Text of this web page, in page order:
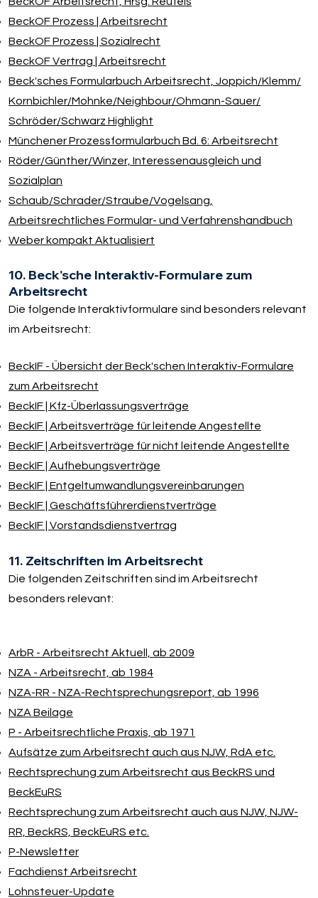
BeckOF Prozess | Arbeitsrecht
BeckOF Prozess | Sozialrecht
BeckOF Vertrag | Arbeitsrecht
Beck'sches Formularbuch Arbeitsrecht, Joppich/​Klemm/​
Kornbichler/​Mohnke/​Neighbour/​Ohmann-Sauer/​
Schröder/​Schwarz Highlight
Münchener Prozessformularbuch Bd. 6: Arbeitsrecht
Röder/​Günther/​Winzer, Interessenausgleich und
Sozialplan
Schaub/​Schrader/​Straube/​Vogelsang,
Arbeitsrechtliches Formular- und Verfahrenshandbuch
Weber kompakt Aktualisiert
10. Beck'sche Interaktiv-Formulare zum
Arbeitsrecht
Die folgende Interaktivformulare sind besonders relevant
im Arbeitsrecht:
BeckIF - Übersicht der Beck'schen Interaktiv-Formulare
zum Arbeitsrecht
BeckIF | Kfz-Überlassungsverträge
BeckIF | Arbeitsverträge für leitende Angestellte
BeckIF | Arbeitsverträge für nicht leitende Angestellte
BeckIF | Aufhebungsverträge
BeckIF | Entgeltumwandlungsvereinbarungen
BeckIF | Geschäftsführerdienstverträge
BeckIF | Vorstandsdienstvertrag
11. Zeitschriften im Arbeitsrecht
Die folgenden Zeitschriften sind im Arbeitsrecht
besonders relevant:
ArbR - Arbeitsrecht Aktuell, ab 2009
NZA - Arbeitsrecht, ab 1984
NZA-RR - NZA-Rechtsprechungsreport, ab 1996
NZA Beilage
P - Arbeitsrechtliche Praxis, ab 1971
Aufsätze zum Arbeitsrecht auch aus NJW, RdA etc.
Rechtsprechung zum Arbeitsrecht aus BeckRS und
BeckEuRS
Rechtsprechung zum Arbeitsrecht auch aus NJW, NJW-
RR, BeckRS, BeckEuRS etc.
P-Newsletter
Fachdienst Arbeitsrecht
Lohnsteuer-Update